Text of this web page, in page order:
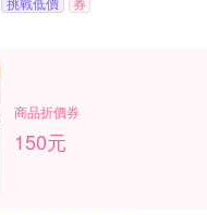
商品折價券
150元